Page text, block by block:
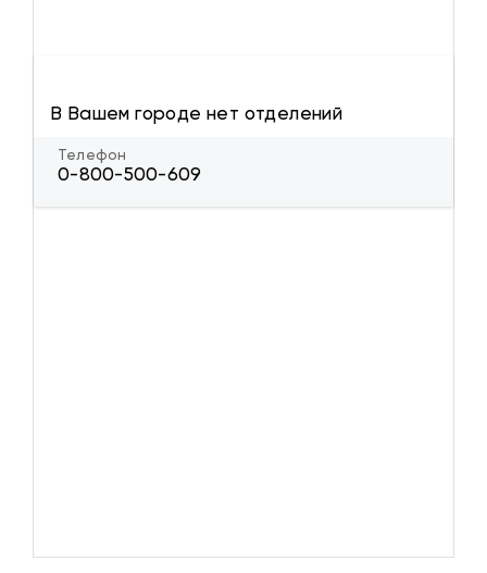
В Вашем городе нет отделений
Телефон
0-800-500-609